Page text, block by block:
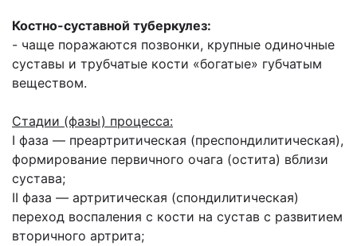
Костно-суставной туберкулез:
- чаще поражаются позвонки, крупные одиночные
суставы и трубчатые кости «богатые» губчатым
веществом.
Стадии (фазы) процесса:
I фаза — преартритическая (преспондилитическая),
формирование первичного очага (остита) вблизи
сустава;
II фаза — артритическая (спондилитическая)
переход воспаления с кости на сустав с развитием
вторичного артрита;